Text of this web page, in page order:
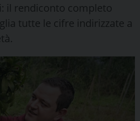
il rendiconto completo
tutte le cifre indirizzate a